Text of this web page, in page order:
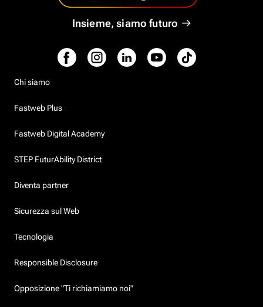
Insieme, siamo futuro
Chi siamo
Fastweb Plus
Fastweb Digital Academy
STEP FuturAbility District
Diventa partner
Sicurezza sul Web
Tecnologia
Responsible Disclosure
Opposizione "Ti richiamiamo noi"